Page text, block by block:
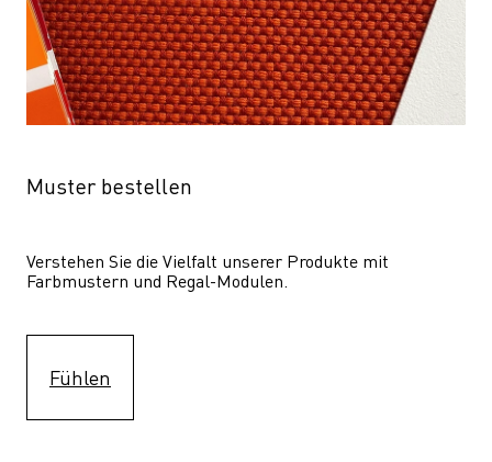
Muster bestellen
Verstehen Sie die Vielfalt unserer Produkte mit
Farbmustern und Regal-Modulen.
Fühlen